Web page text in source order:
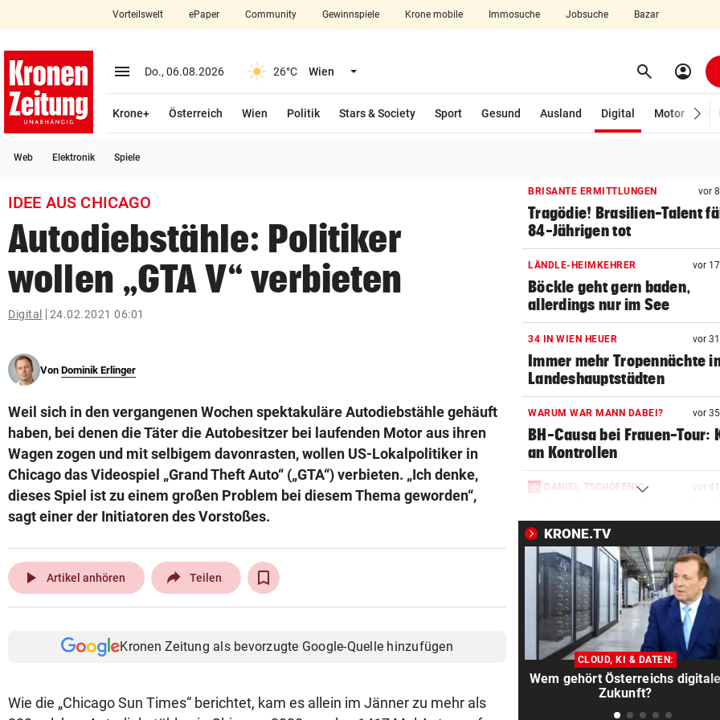
closeSchließen
account_circle Anmelden
arrow_right
search
Suchbegriff
eingeben
© Krone Multimedia GmbH & Co KG 2026
Vorteilswelt ePaper Community Gewinnspiele Krone mobile Immosuche Jobsuche Bazar
menu Menü aufklappen
Do., 06.08.2026 26°C Wien Menü aufklappen search Suchen
account_circle
Krone+ Österreich Wien Politik Stars & Society Sport Gesund Ausland Digital
Motor
Web Elektronik Spiele
IDEE AUS CHICAGO
Autodiebstähle: Politiker
wollen „GTA V“ verbieten
Digital 24.02.2021 06:01
Von Dominik Erlinger
Weil sich in den vergangenen Wochen spektakuläre Autodiebstähle gehäuft
haben, bei denen die Täter die Autobesitzer bei laufenden Motor aus ihren
Wagen zogen und mit selbigem davonrasten, wollen US-Lokalpolitiker in
Chicago das Videospiel „Grand Theft Auto“ („GTA“) verbieten. „Ich denke,
dieses Spiel ist zu einem großen Problem bei diesem Thema geworden“,
sagt einer der Initiatoren des Vorstoßes.
play_arrow Artikel anhören Teilen
Kronen Zeitung als bevorzugte Google-Quelle hinzufügen
Wie die „Chicago Sun Times“ berichtet, kam es allein im Jänner zu mehr als
BRISANTE ERMITTLUNGEN vor
Tragödie! Brasilien-Talent
84-Jährigen tot
LÄNDLE-HEIMKEHRER vor
Böckle geht gern baden,
allerdings nur im See
34 IN WIEN HEUER vor
Immer mehr Tropennächte
Landeshauptstädten
WARUM WAR MANN DABEI? vor
BH-Causa bei Frauen-Tour:
an Kontrollen
DANIEL TSCHOFENIG vor
verletzungsfrei!“
AUF DER BRENNERSTRECKE vor 42
Paar wurde mit Pkw von der
Autobahn geschleudert
FRAUEN & ZUSAMMENHALT? vor
„Männliche Kollegen sind
nicht das Problem“
KRONE.TV
CLOUD, KI & DATEN:
Wem gehört Österreichs digitale
Zukunft?